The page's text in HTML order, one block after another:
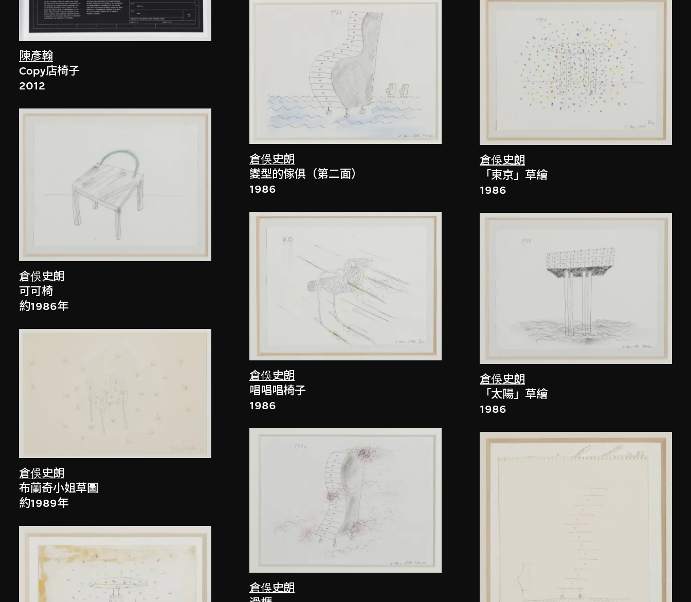
陳彥翰
Copy店椅子
2012
倉俁史朗
可可椅
約1986年
倉俁史朗
布蘭奇小姐草圖
約1989年
倉俁史朗
變型的傢俱（第二面）
1986
倉俁史朗
唱唱唱椅子
1986
倉俁史朗
倉俁史朗
「東京」草繪
1986
倉俁史朗
「太陽」草繪
1986